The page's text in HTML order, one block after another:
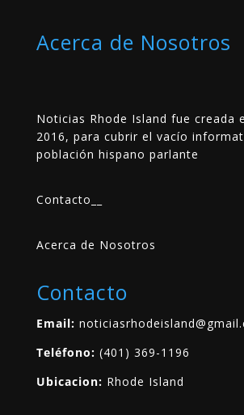
Acerca de Nosotros
Noticias Rhode Island fue creada
2016, para cubrir el vacío
población hispano parlante
Contacto
Acerca de Nosotros
Contacto
Email:
Teléfono: (401) 369-1196
Ubicacion: Rhode Island